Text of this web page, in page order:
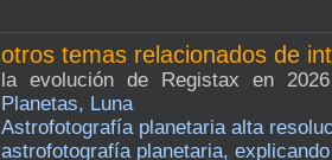
otros temas relacionados de
la evolución de Registax en
Planetas, Luna
Astrofotografía planetaria alta
astrofotografía planetaria,